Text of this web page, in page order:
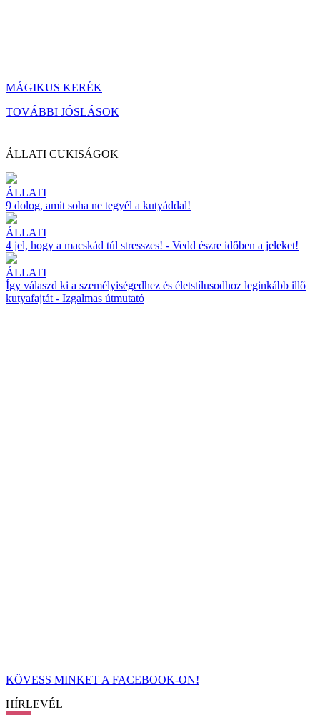
MÁGIKUS KERÉK
TOVÁBBI JÓSLÁSOK
ÁLLATI CUKISÁGOK
ÁLLATI
9 dolog, amit soha ne tegyél a kutyáddal!
ÁLLATI
4 jel, hogy a macskád túl stresszes! - Vedd észre időben a jeleket!
ÁLLATI
Így válaszd ki a személyiségedhez és életstílusodhoz leginkább illő
kutyafajtát - Izgalmas útmutató
KÖVESS MINKET A FACEBOOK-ON!
HÍRLEVÉL